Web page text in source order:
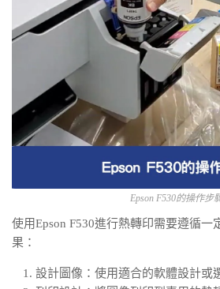
Epson F530的操作步
使用Epson F530進行熱轉印需要遵循一
果：
設計圖像：使用適合的軟體設計或